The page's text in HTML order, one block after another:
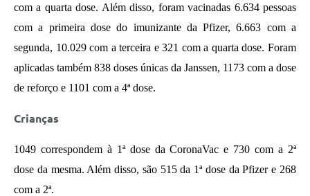
com a quarta dose. Além disso, foram vacinadas 6.634 pessoas
com a primeira dose do imunizante da Pfizer, 6.663 com a
segunda, 10.029 com a terceira e 321 com a quarta dose. Foram
aplicadas também 838 doses únicas da Janssen, 1173 com a dose
de reforço e 1101 com a 4ª dose.
Crianças
1049 correspondem à 1ª dose da CoronaVac e 730 com a 2ª
dose da mesma. Além disso, são 515 da 1ª dose da Pfizer e 268
com a 2ª.